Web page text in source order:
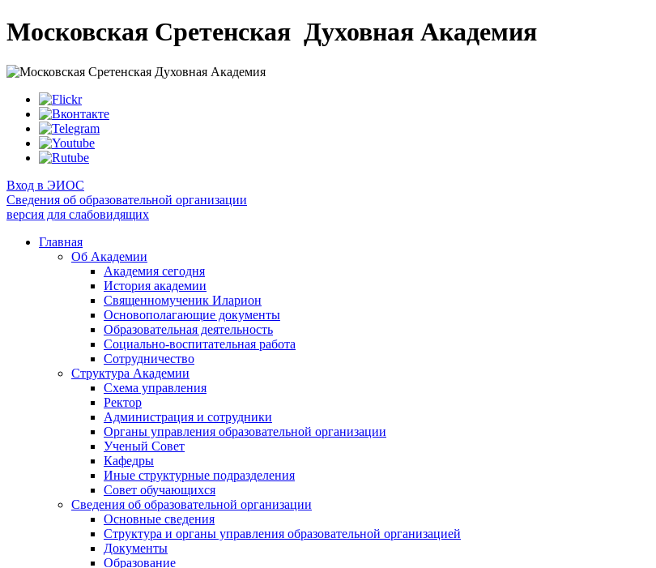
Московская Сретенская Духовная Академия
Вход в ЭИОС
Сведения об образовательной организации
версия для слабовидящих
Главная
Об Академии
Академия сегодня
История академии
Священномученик Иларион
Основополагающие документы
Образовательная деятельность
Социально-воспитательная работа
Сотрудничество
Структура Академии
Схема управления
Ректор
Администрация и сотрудники
Органы управления образовательной организации
Ученый Совет
Кафедры
Иные структурные подразделения
Совет обучающихся
Сведения об образовательной организации
Основные сведения
Структура и органы управления образовательной организацией
Документы
Образование